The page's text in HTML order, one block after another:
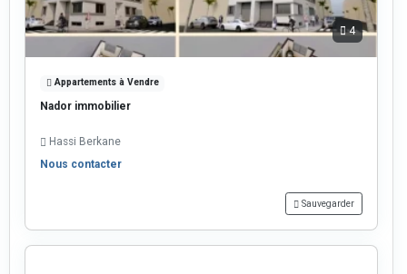
4
Appartements à Vendre
Nador immobilier
Hassi Berkane
Nous contacter
Sauvegarder